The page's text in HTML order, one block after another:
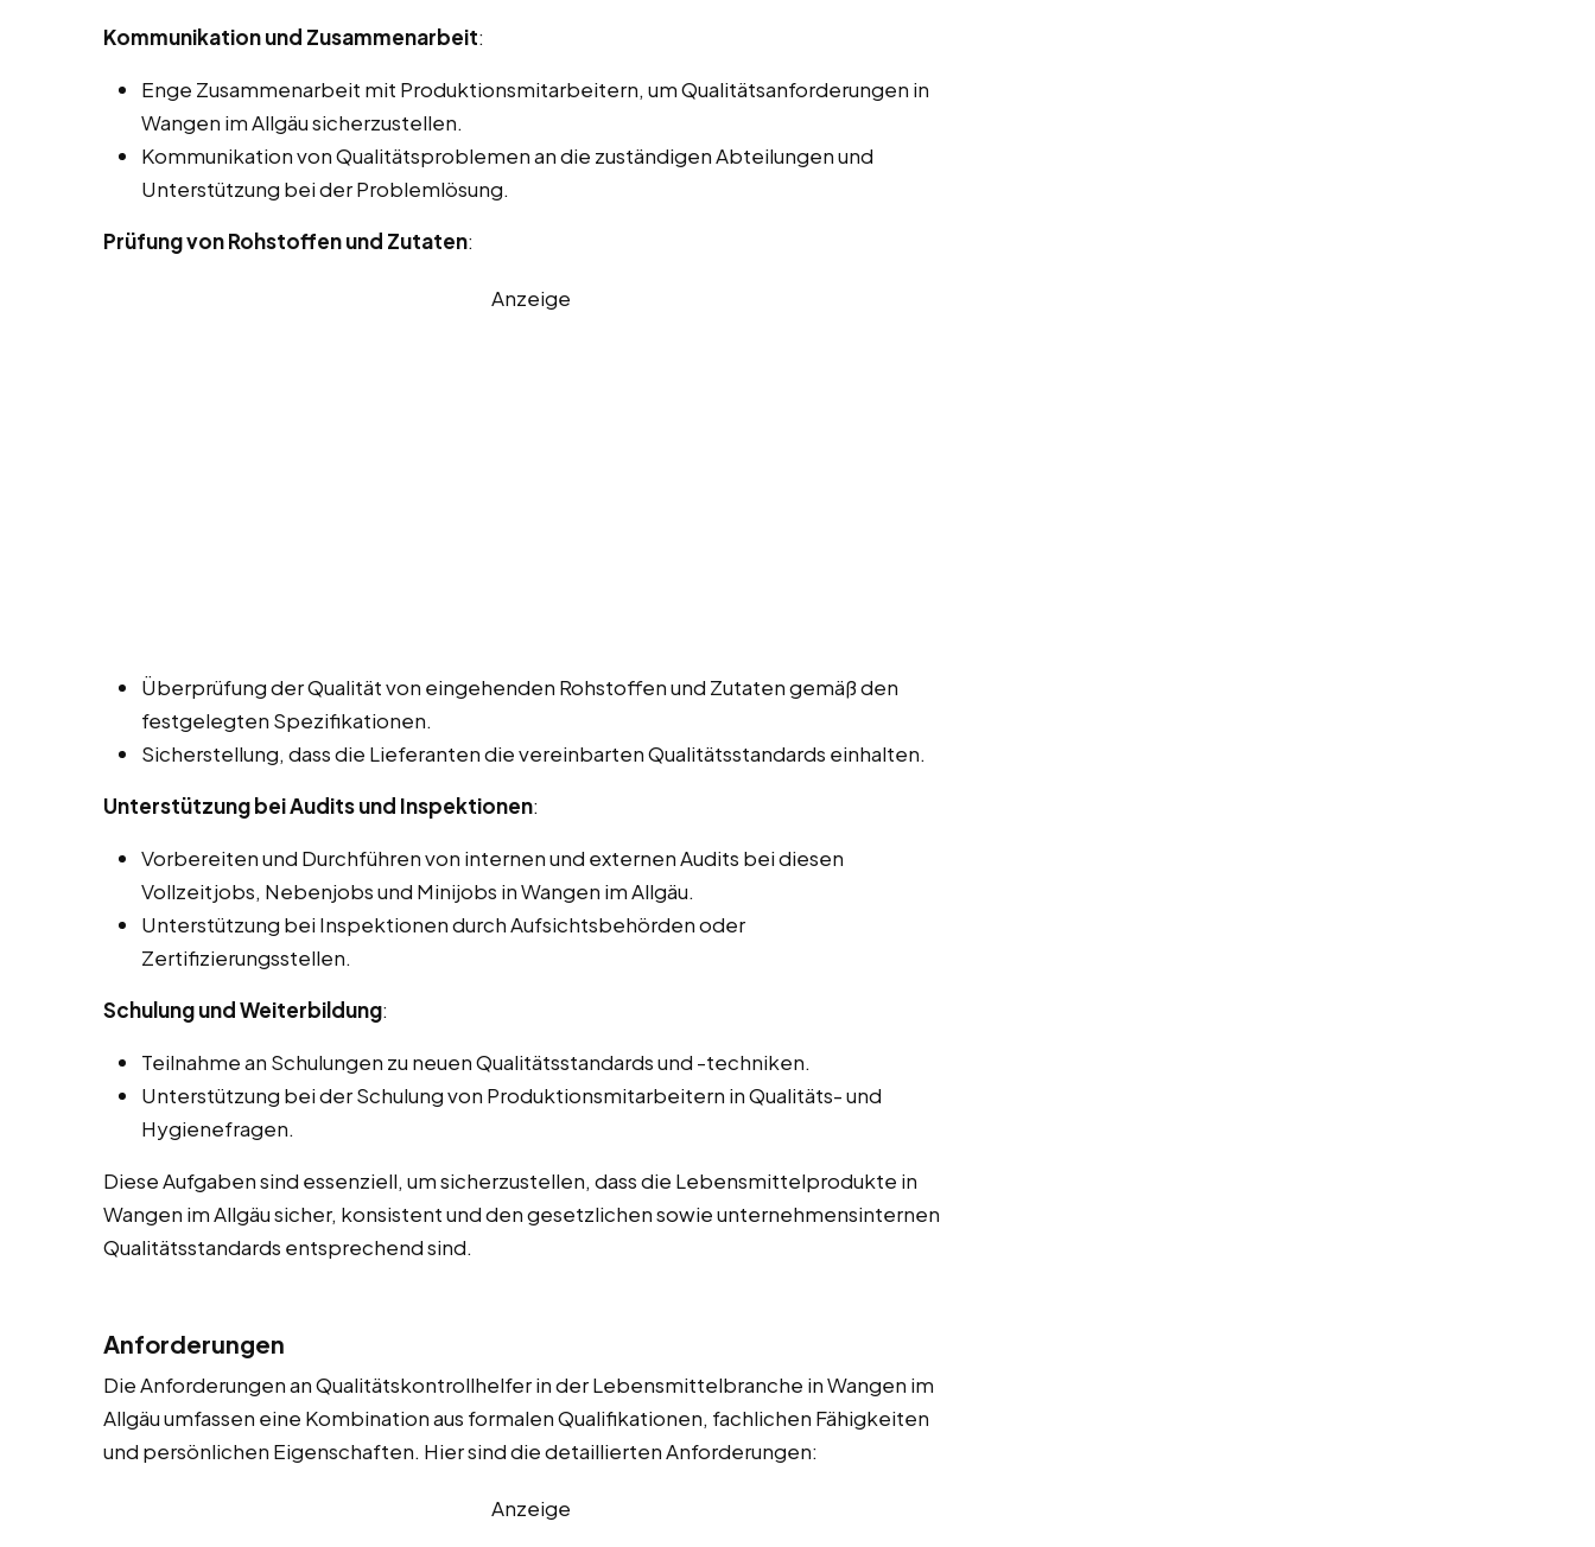
Kommunikation und Zusammenarbeit:
Enge Zusammenarbeit mit Produktionsmitarbeitern, um Qualitätsanforderungen in
Wangen im Allgäu sicherzustellen.
Kommunikation von Qualitätsproblemen an die zuständigen Abteilungen und
Unterstützung bei der Problemlösung.
Prüfung von Rohstoffen und Zutaten:
Anzeige
Überprüfung der Qualität von eingehenden Rohstoffen und Zutaten gemäß den
festgelegten Spezifikationen.
Sicherstellung, dass die Lieferanten die vereinbarten Qualitätsstandards einhalten.
Unterstützung bei Audits und Inspektionen:
Vorbereiten und Durchführen von internen und externen Audits bei diesen
Vollzeitjobs, Nebenjobs und Minijobs in Wangen im Allgäu.
Unterstützung bei Inspektionen durch Aufsichtsbehörden oder
Zertifizierungsstellen.
Schulung und Weiterbildung:
Teilnahme an Schulungen zu neuen Qualitätsstandards und -techniken.
Unterstützung bei der Schulung von Produktionsmitarbeitern in Qualitäts- und
Hygienefragen.
Diese Aufgaben sind essenziell, um sicherzustellen, dass die Lebensmittelprodukte in
Wangen im Allgäu sicher, konsistent und den gesetzlichen sowie unternehmensinternen
Qualitätsstandards entsprechend sind.
Anforderungen
Die Anforderungen an Qualitätskontrollhelfer in der Lebensmittelbranche in Wangen im
Allgäu umfassen eine Kombination aus formalen Qualifikationen, fachlichen Fähigkeiten
und persönlichen Eigenschaften. Hier sind die detaillierten Anforderungen:
Anzeige